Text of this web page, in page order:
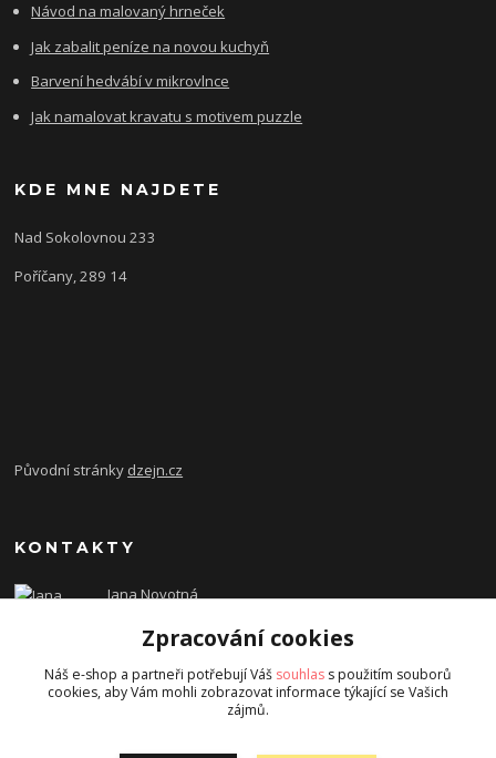
Návod na malovaný hrneček
Jak zabalit peníze na novou kuchyň
Barvení hedvábí v mikrovlnce
Jak namalovat kravatu s motivem puzzle
KDE MNE NAJDETE
Nad Sokolovnou 233
Poříčany, 289 14
Původní stránky dzejn.cz
KONTAKTY
Jana Novotná
dzejn.n@email.cz
Zpracování cookies
Náš e-shop a partneři potřebují Váš souhlas s použitím souborů
cookies, aby Vám mohli zobrazovat informace týkající se Vašich
zájmů.